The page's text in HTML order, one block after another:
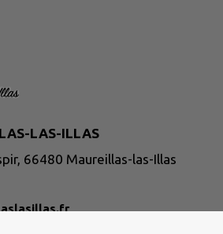
LAS-ILLAS
66480 Maureillas-las-Illas